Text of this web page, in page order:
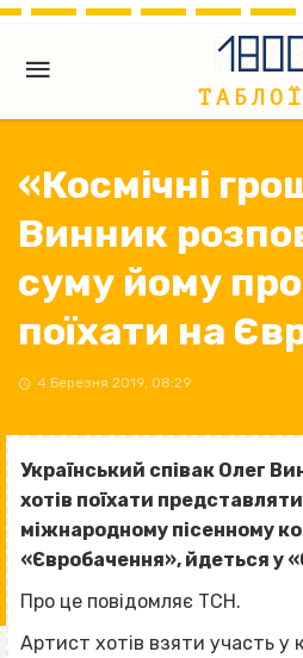
«Космічні
Винник
суму йому
поїхати на
4 Березня 2019, 08:29
Український співак Олег
хотів поїхати
міжнародному пісенному
«Євробачення», йдеться у
Про це повідомляє ТСН.
Артист хотів взяти участь у